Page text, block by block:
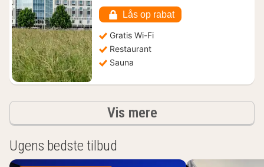
Lås op rabat
Gratis Wi-Fi
Restaurant
Sauna
Vis mereresultater
Ugens bedste tilbud